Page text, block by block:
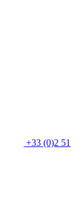
+33 (0)2 51